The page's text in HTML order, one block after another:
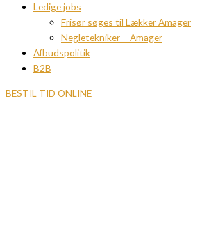
Ledige jobs
Frisør søges til Lækker Amager
Negletekniker – Amager
Afbudspolitik
B2B
BESTIL TID ONLINE